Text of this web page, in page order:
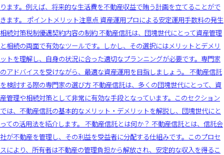
ります。例えば、将来的な生活費を不動産収益で賄う計画を立てることがで
きます。 ポイントメリット注意点 資産運用プロによる安定運用手数料の発生
相続対策税制優遇契約内容の制約 不動産信託は、団塊世代にとって資産管理
と相続の両面で有効なツールです。しかし、その選択にはメリットとデメリ
ットを理解し、自身の状況に合った適切なプランニングが必要です。専門家
のアドバイスを受けながら、最適な資産運用を目指しましょう。 不動産信託
を検討する際の専門家の選び方 不動産信託は、多くの団塊世代にとって、資
産管理や相続対策として非常に有効な手段となっています。このセクション
では、不動産信託の基本的なメリット・デメリットを解説し、団塊世代にと
っての活用法を紹介します。 不動産信託とは何か？ 不動産信託とは、信託会
社が不動産を管理し、その利益を受益者に分配する仕組みです。このプロセ
スにより、所有者は不動産の管理負担から解放され、安定的な収入を得るこ